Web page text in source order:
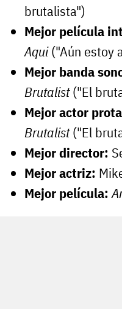
brutalista")
Mejor película
Aqui("Aún estoy
Mejor banda
Brutalist("El
Mejor actor
Brutalist("El
Mejor director:
Mejor actriz:
Mejor película: